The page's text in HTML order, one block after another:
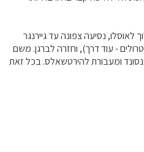
לאוסלו, נסיעה צפונה עד גיירנגר
- עוד דרך), וחזרה לברגן. משם
ומעבורת להירטשאלס. בכל זאת